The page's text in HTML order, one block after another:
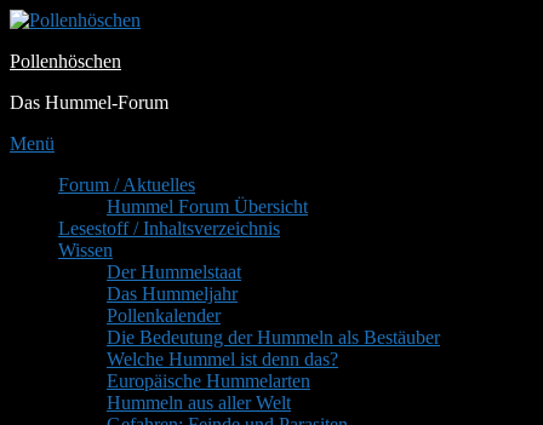
Zum
springen
Pollenhöschen
Das Hummel-Forum
Menü
PrimäresForum / Aktuelles
Hummel Forum Übersicht
Lesestoff / Inhaltsverzeichnis
Wissen
Der Hummelstaat
Das Hummeljahr
Pollenkalender
Die Bedeutung der Hummeln als Bestäuber
Welche Hummel ist denn das?
Europäische Hummelarten
Hummeln aus aller Welt